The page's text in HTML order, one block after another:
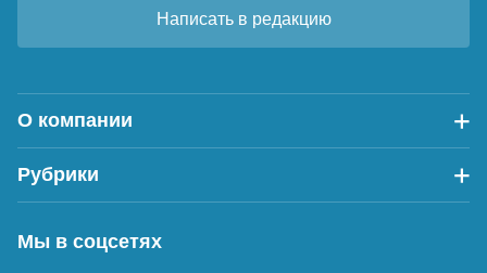
Написать в редакцию
О компании
Рубрики
Мы в соцсетях